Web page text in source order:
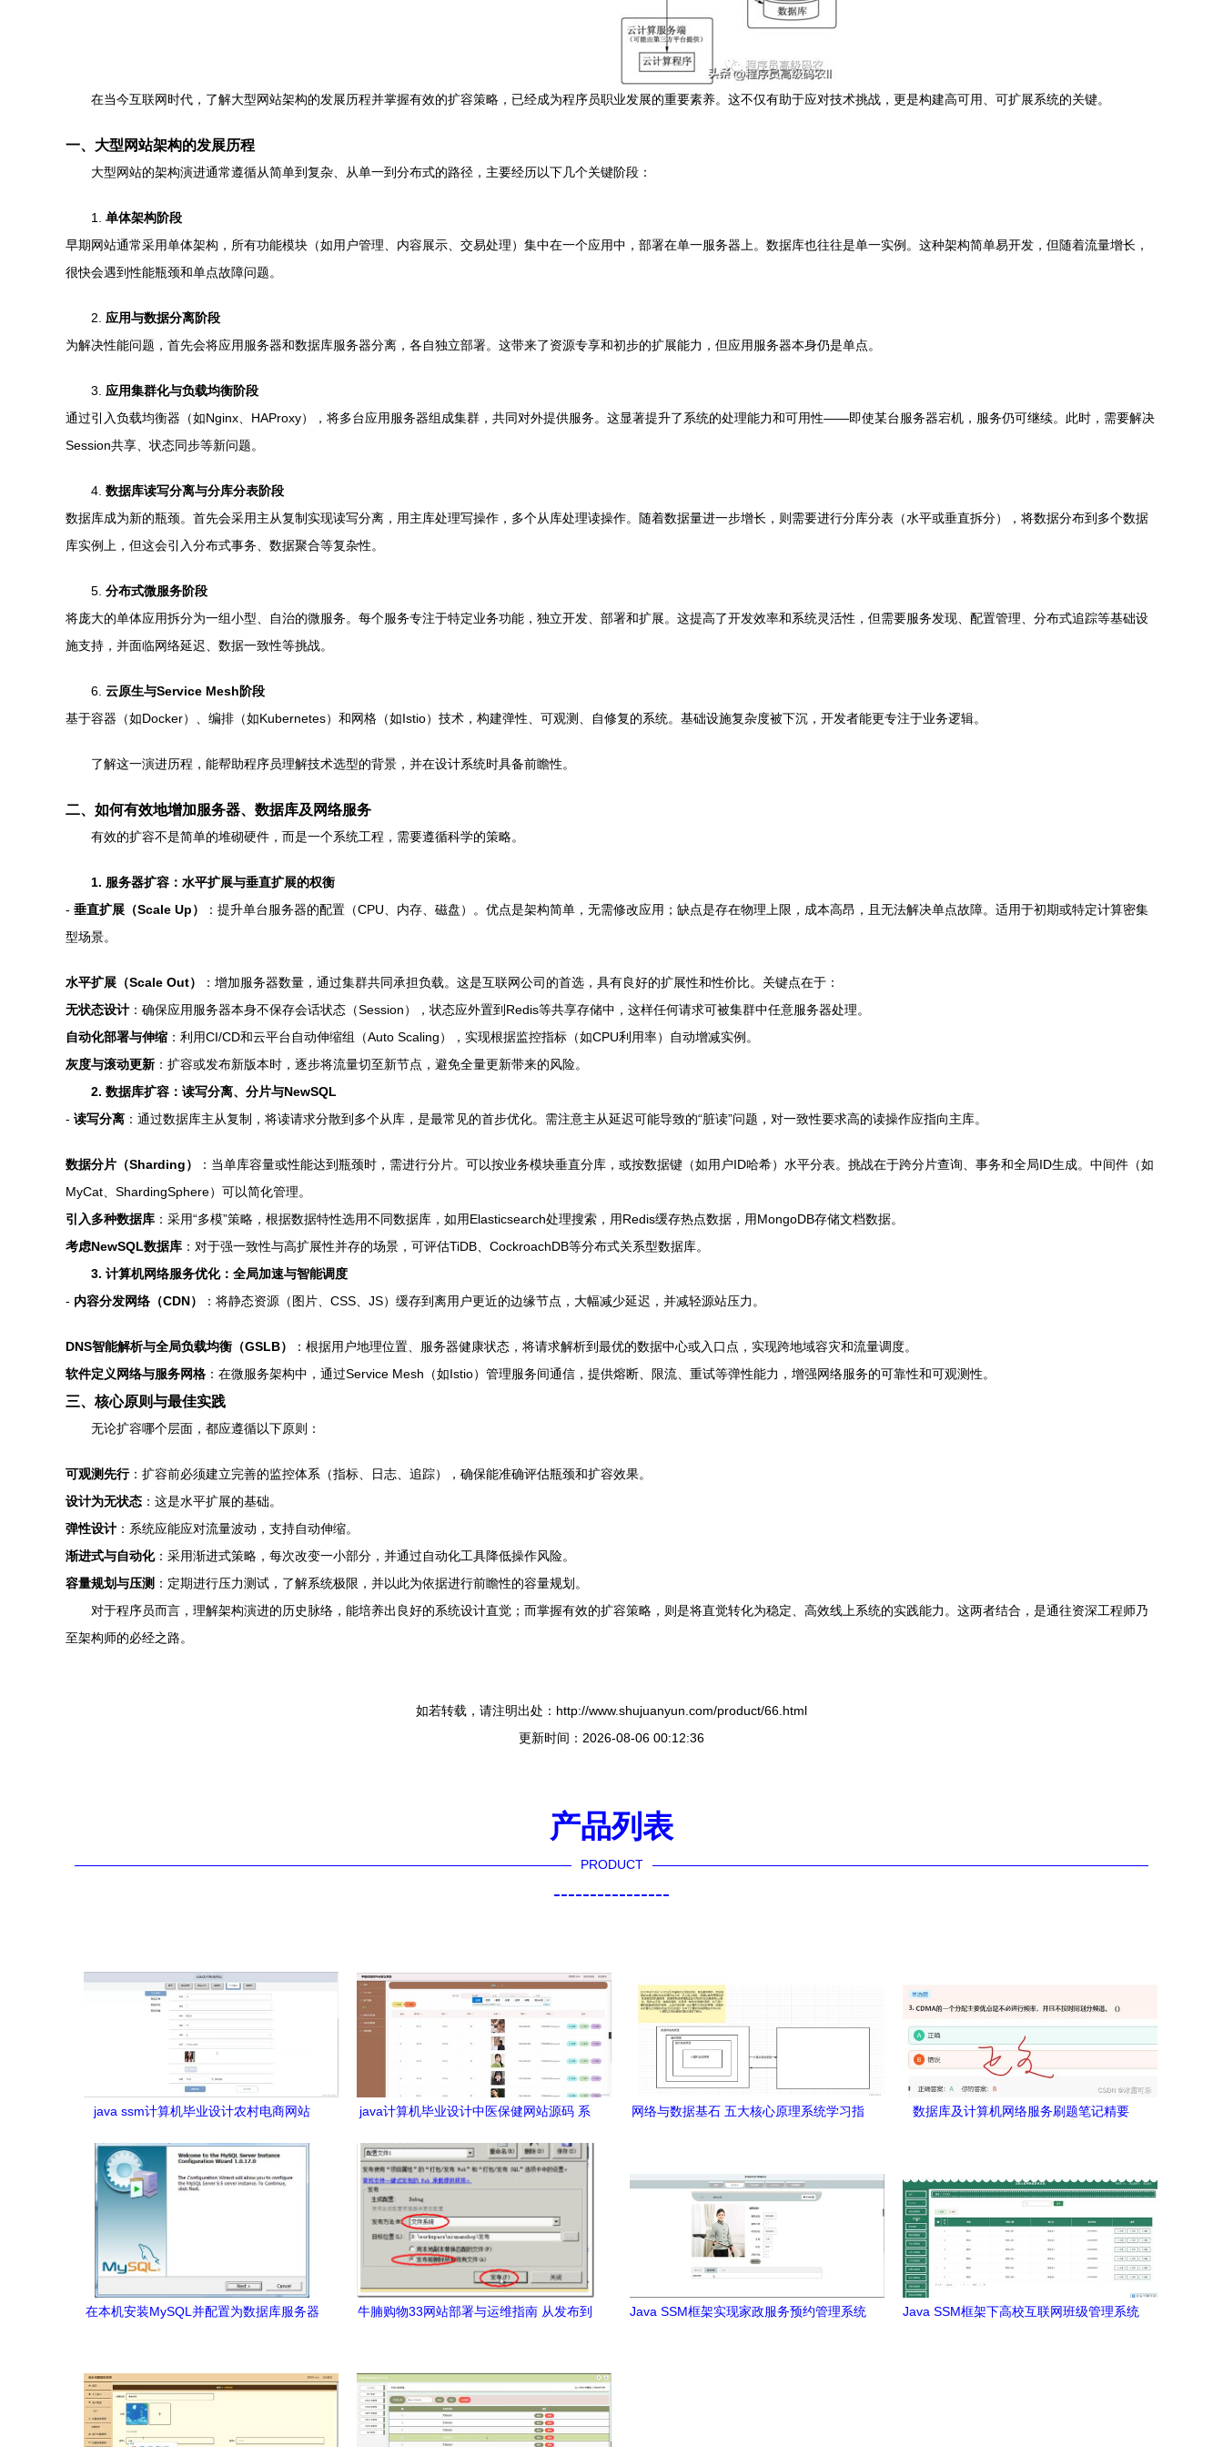
在当今互联网时代，了解大型网站架构的发展历程并掌握有效的扩容策略，已经成为程序员职业发展的重要素养。这不仅有助于应对技术挑战，更是构建高可用、可扩展系统的关键。
一、大型网站架构的发展历程
大型网站的架构演进通常遵循从简单到复杂、从单一到分布式的路径，主要经历以下几个关键阶段：
1. 单体架构阶段
早期网站通常采用单体架构，所有功能模块（如用户管理、内容展示、交易处理）集中在一个应用中，部署在单一服务器上。数据库也往往是单一实例。这种架构简单易开发，但随着流量增长，
很快会遇到性能瓶颈和单点故障问题。
2. 应用与数据分离阶段
为解决性能问题，首先会将应用服务器和数据库服务器分离，各自独立部署。这带来了资源专享和初步的扩展能力，但应用服务器本身仍是单点。
3. 应用集群化与负载均衡阶段
通过引入负载均衡器（如Nginx、HAProxy），将多台应用服务器组成集群，共同对外提供服务。这显著提升了系统的处理能力和可用性——即使某台服务器宕机，服务仍可继续。此时，需要解决
Session共享、状态同步等新问题。
4. 数据库读写分离与分库分表阶段
数据库成为新的瓶颈。首先会采用主从复制实现读写分离，用主库处理写操作，多个从库处理读操作。随着数据量进一步增长，则需要进行分库分表（水平或垂直拆分），将数据分布到多个数据
库实例上，但这会引入分布式事务、数据聚合等复杂性。
5. 分布式微服务阶段
将庞大的单体应用拆分为一组小型、自治的微服务。每个服务专注于特定业务功能，独立开发、部署和扩展。这提高了开发效率和系统灵活性，但需要服务发现、配置管理、分布式追踪等基础设
施支持，并面临网络延迟、数据一致性等挑战。
6. 云原生与Service Mesh阶段
基于容器（如Docker）、编排（如Kubernetes）和网格（如Istio）技术，构建弹性、可观测、自修复的系统。基础设施复杂度被下沉，开发者能更专注于业务逻辑。
了解这一演进历程，能帮助程序员理解技术选型的背景，并在设计系统时具备前瞻性。
二、如何有效地增加服务器、数据库及网络服务
有效的扩容不是简单的堆砌硬件，而是一个系统工程，需要遵循科学的策略。
1. 服务器扩容：水平扩展与垂直扩展的权衡
- 垂直扩展（Scale Up）
：提升单台服务器的配置（CPU、内存、磁盘）。优点是架构简单，无需修改应用；缺点是存在物理上限，成本高昂，且无法解决单点故障。适用于初期或特定计算密集
型场景。
水平扩展（Scale Out）
：增加服务器数量，通过集群共同承担负载。这是互联网公司的首选，具有良好的扩展性和性价比。关键点在于：
无状态设计 ：确保应用服务器本身不保存会话状态（Session），状态应外置到Redis等共享存储中，这样任何请求可被集群中任意服务器处理。
自动化部署与伸缩 ：利用CI/CD和云平台自动伸缩组（Auto Scaling），实现根据监控指标（如CPU利用率）自动增减实例。
灰度与滚动更新 ：扩容或发布新版本时，逐步将流量切至新节点，避免全量更新带来的风险。
2. 数据库扩容：读写分离、分片与NewSQL
- 读写分离 ：通过数据库主从复制，将读请求分散到多个从库，是最常见的首步优化。需注意主从延迟可能导致的“脏读”问题，对一致性要求高的读操作应指向主库。
数据分片（Sharding）
：当单库容量或性能达到瓶颈时，需进行分片。可以按业务模块垂直分库，或按数据键（如用户ID哈希）水平分表。挑战在于跨分片查询、事务和全局ID生成。中间件（如
MyCat、ShardingSphere）可以简化管理。
引入多种数据库 ：采用“多模”策略，根据数据特性选用不同数据库，如用Elasticsearch处理搜索，用Redis缓存热点数据，用MongoDB存储文档数据。
考虑NewSQL数据库 ：对于强一致性与高扩展性并存的场景，可评估TiDB、CockroachDB等分布式关系型数据库。
3. 计算机网络服务优化：全局加速与智能调度
- 内容分发网络（CDN） ：将静态资源（图片、CSS、JS）缓存到离用户更近的边缘节点，大幅减少延迟，并减轻源站压力。
DNS智能解析与全局负载均衡（GSLB）
：根据用户地理位置、服务器健康状态，将请求解析到最优的数据中心或入口点，实现跨地域容灾和流量调度。
软件定义网络与服务网格 ：在微服务架构中，通过Service Mesh（如Istio）管理服务间通信，提供熔断、限流、重试等弹性能力，增强网络服务的可靠性和可观测性。
三、核心原则与最佳实践
无论扩容哪个层面，都应遵循以下原则：
可观测先行：扩容前必须建立完善的监控体系（指标、日志、追踪），确保能准确评估瓶颈和扩容效果。
设计为无状态 ：这是水平扩展的基础。
弹性设计 ：系统应能应对流量波动，支持自动伸缩。
渐进式与自动化：采用渐进式策略，每次改变一小部分，并通过自动化工具降低操作风险。
容量规划与压测 ：定期进行压力测试，了解系统极限，并以此为依据进行前瞻性的容量规划。
对于程序员而言，理解架构演进的历史脉络，能培养出良好的系统设计直觉；而掌握有效的扩容策略，则是将直觉转化为稳定、高效线上系统的实践能力。这两者结合，是通往资深工程师乃
至架构师的必经之路。
如若转载，请注明出处：http://www.shujuanyun.com/product/66.html
更新时间：2026-08-06 00:12:36
产品列表
PRODUCT
----------------
java ssm计算机毕业设计农村电商网站
java计算机毕业设计中医保健网站源码 系
网络与数据基石 五大核心原理系统学习指
数据库及计算机网络服务刷题笔记精要
在本机安装MySQL并配置为数据库服务器
牛腩购物33网站部署与运维指南 从发布到
Java SSM框架实现家政服务预约管理系统
Java SSM框架下高校互联网班级管理系统